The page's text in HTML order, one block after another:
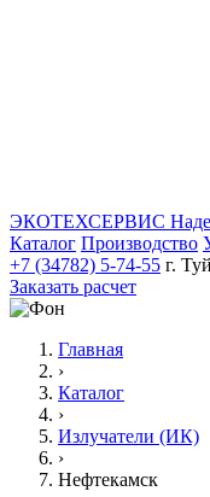
ЭКОТЕХСЕРВИС
Каталог Производство
+7 (34782) 5-74-55 г.
Заказать расчет
Главная
›
Каталог
›
Излучатели (ИК)
›
Нефтекамск